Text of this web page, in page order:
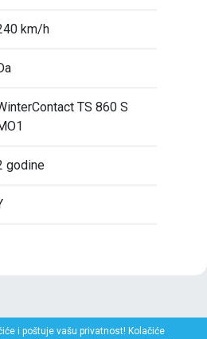
km/h
TS 860 S
godine
i poštuje vašu privatnost! Kolačiće